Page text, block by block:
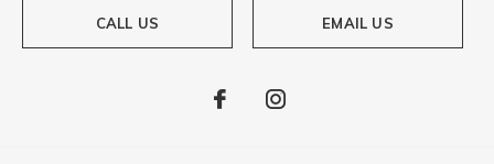
CALL US EMAIL US